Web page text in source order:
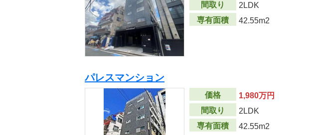
間取り
2LDK
専有面積
42.55m2
パレスマンション
価格
1,980万円
間取り
2LDK
専有面積
42.55m2